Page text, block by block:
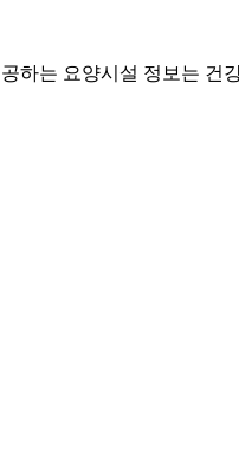
하는 요양시설 정보는 건